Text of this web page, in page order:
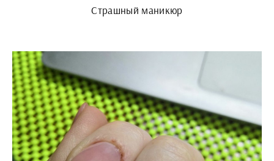
Страшный маникюр